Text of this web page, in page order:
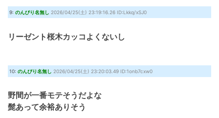
9: のんびり名無し 2026/04/25(土) 23:19:16.26 ID:Lkkq/xSJ0
リーゼント桜木カッコよくないし
10: のんびり名無し 2026/04/25(土) 23:20:03.49 ID:1onb7cxw0
野間が一番モテそうだよな
髭あって余裕ありそう